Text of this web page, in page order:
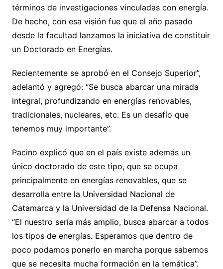
términos de investigaciones vinculadas con energía.
De hecho, con esa visión fue que el año pasado
desde la facultad lanzamos la iniciativa de constituir
un Doctorado en Energías.
Recientemente se aprobó en el Consejo Superior”,
adelantó y agregó: “Se busca abarcar una mirada
integral, profundizando en energías renovables,
tradicionales, nucleares, etc. Es un desafío que
tenemos muy importante”.
Pacino explicó que en el país existe además un
único doctorado de este tipo, que se ocupa
principalmente en energías renovables, que se
desarrolla entre la Universidad Nacional de
Catamarca y la Universidad de la Defensa Nacional.
“El nuestro sería más amplio, busca abarcar a todos
los tipos de energías. Esperamos que dentro de
poco podamos ponerlo en marcha porque sabemos
que se necesita mucha formación en la temática”.